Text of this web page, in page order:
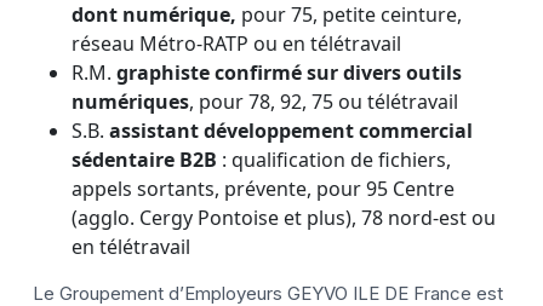
dont numérique, pour 75, petite ceinture,
réseau Métro-RATP ou en télétravail
R.M. graphiste confirmé sur divers outils
numériques, pour 78, 92, 75 ou télétravail
S.B. assistant développement commercial
sédentaire B2B : qualification de fichiers,
appels sortants, prévente, pour 95 Centre
(agglo. Cergy Pontoise et plus), 78 nord-est ou
en télétravail
Le Groupement d’Employeurs GEYVO ILE DE France est